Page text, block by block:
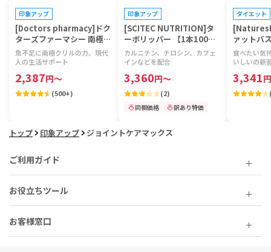
印象アップ
[Doctors pharmacy]ドク
ターズファーマシー 南極ク
リルビタミン 【1袋120
粒】
魚不足に南極クリルの力。現代
人の生活サポート
2,387円～
(500+)
印象アップ
[SCITEC NUTRITION]タ
ーボリッパー 【1本100カ
プセル】
カルニチン、チロシン、カフェ
インなどを配合
3,360円～
(2)
同梱価格 訳あり特価
ダイエット
ァットバ
錠】
食べたい気
いしいの新
3,341円
トップ 印象アップ ジョイントケアマックス
ご利用ガイド
お役立ちツール
お客様窓口